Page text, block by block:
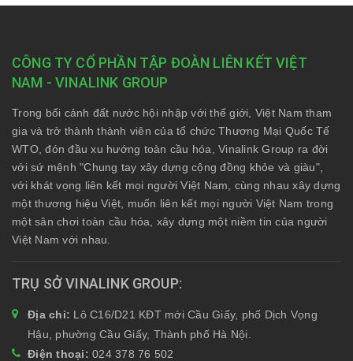
CÔNG TY CỔ PHẦN TẬP ĐOÀN LIÊN KẾT VIỆT
NAM - VINALINK GROUP
Trong bối cảnh đất nước hội nhập với thế giới, Việt Nam tham
gia và trở thành thành viên của tổ chức Thương Mại Quốc Tế
WTO, đón đầu xu hướng toàn cầu hóa, Vinalink Group ra đời
với sứ mệnh "Chung tay xây dựng cộng đồng khỏe và giàu",
với khát vọng liên kết mọi người Việt Nam, cùng nhau xây dựng
một thương hiệu Việt, muốn liên kết mọi người Việt Nam trong
một sân chơi toàn cầu hóa, xây dựng một niềm tin của người
Việt Nam với nhau.
TRỤ SỞ VINALINK GROUP
Địa chỉ: Lô C16/D21 KĐT mới Cầu Giấy, phố Dịch Vọng
Hậu, phường Cầu Giấy, Thành phố Hà Nội.
Điện thoại: 024 378 76 502